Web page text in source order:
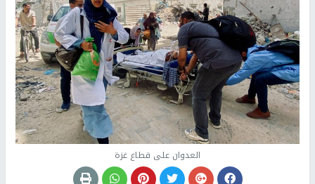
العدوان على قطاع غزة